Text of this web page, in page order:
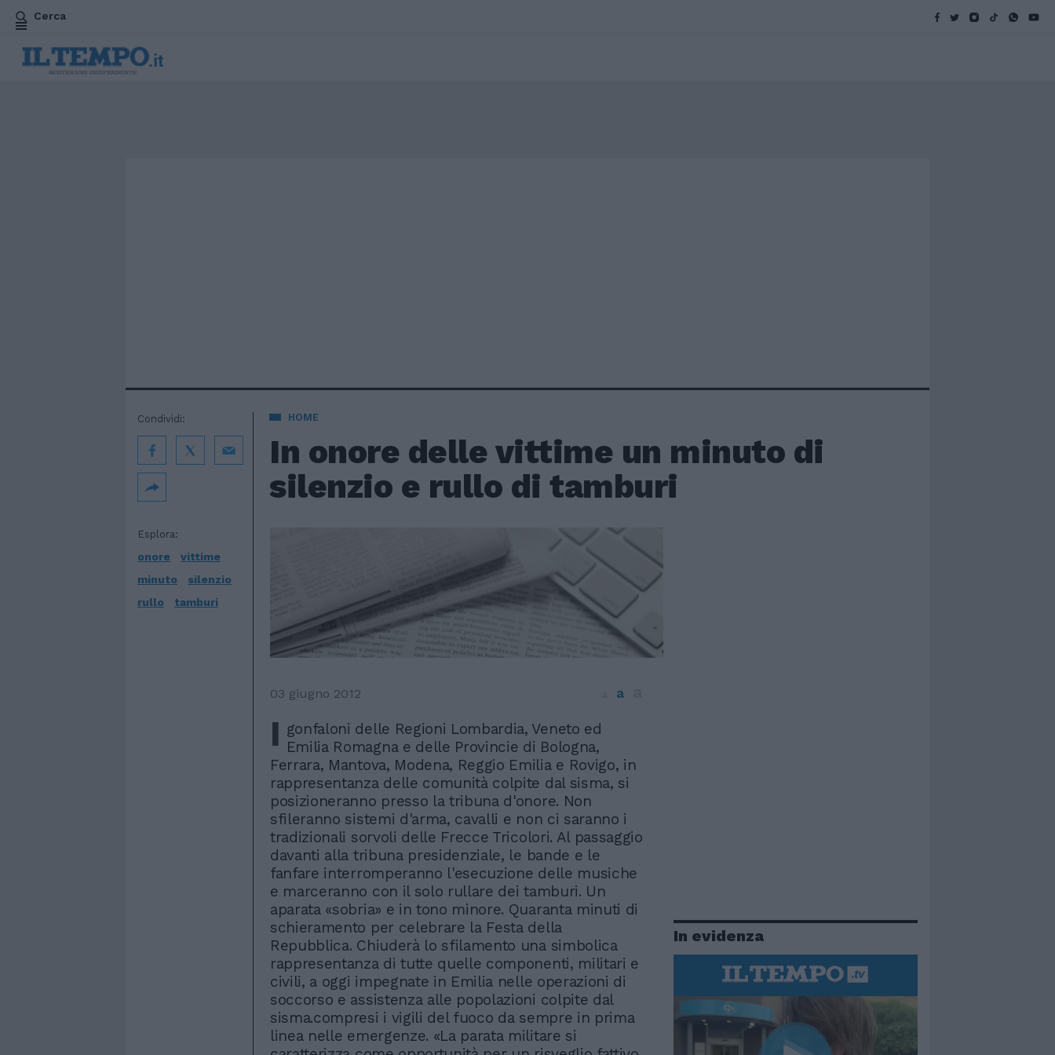
Cerca
HOME
In onore delle vittime un minuto di
silenzio e rullo di tamburi
Esplora:
onore
vittime
minuto
silenzio
rullo
tamburi
Condividi:
03 giugno 2012 a
I gonfaloni delle Regioni Lombardia, Veneto ed
Emilia Romagna e delle Provincie di Bologna,
Ferrara, Mantova, Modena, Reggio Emilia e Rovigo, in
rappresentanza delle comunità colpite dal sisma, si
posizioneranno presso la tribuna d'onore. Non
sfileranno sistemi d'arma, cavalli e non ci saranno i
tradizionali sorvoli delle Frecce Tricolori. Al passaggio
davanti alla tribuna presidenziale, le bande e le
fanfare interromperanno l'esecuzione delle musiche
e marceranno con il solo rullare dei tamburi. Un
aparata «sobria» e in tono minore. Quaranta minuti di
schieramento per celebrare la Festa della
Repubblica. Chiuderà lo sfilamento una simbolica
rappresentanza di tutte quelle componenti, militari e
civili, a oggi impegnate in Emilia nelle operazioni di
soccorso e assistenza alle popolazioni colpite dal
sisma.compresi i vigili del fuoco da sempre in prima
linea nelle emergenze. «La parata militare si
In evidenza